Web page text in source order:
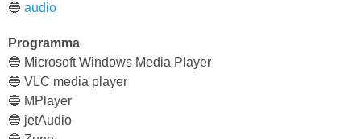
🔵 audio
Programma
🔵 Microsoft Windows Media Player
🔵 VLC media player
🔵 MPlayer
🔵 jetAudio